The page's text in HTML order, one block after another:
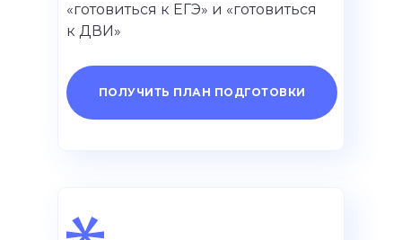
«готовиться к ЕГЭ» и «готовиться
к ДВИ»
ПОЛУЧИТЬ ПЛАН ПОДГОТОВКИ